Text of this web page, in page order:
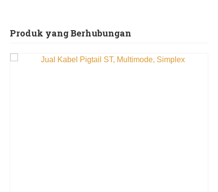
Produk yang Berhubungan